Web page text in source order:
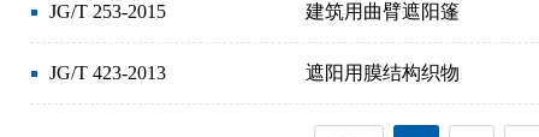
JG/T 253-2015 建筑用曲臂遮阳篷
JG/T 423-2013 遮阳用膜结构织物